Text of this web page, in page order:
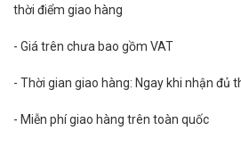
thời điểm giao hàng
- Giá trên chưa bao gồm VAT
- Thời gian giao hàng: Ngay khi nhận đủ
- Miễn phí giao hàng trên toàn quốc